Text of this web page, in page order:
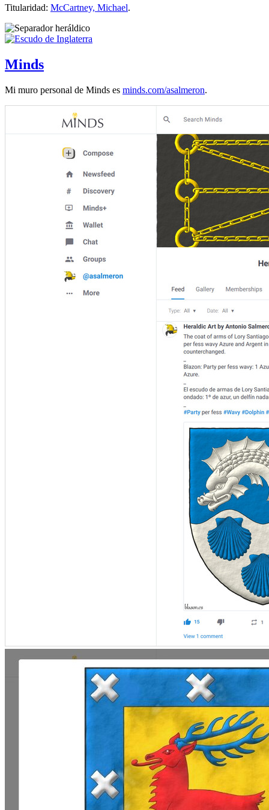
Titularidad: McCartney, Michael.
Minds
Mi muro personal de Minds es minds.com/asalmeron.